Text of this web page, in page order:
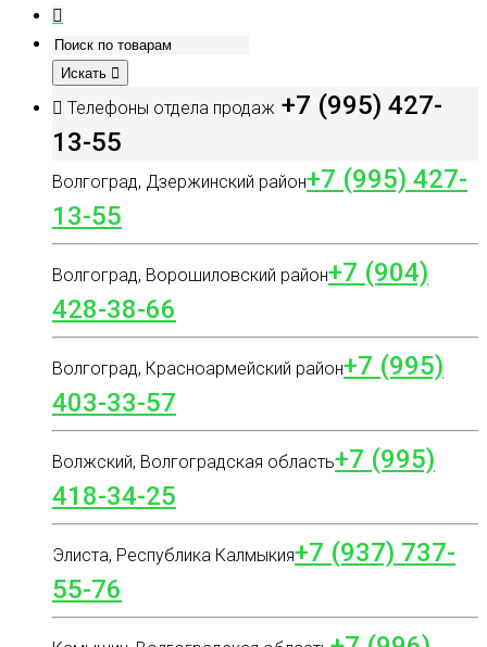
Искать
Телефоны отдела продаж +7 (995) 427-
13-55
Волгоград, Дзержинский район+7 (995) 427-
13-55
Волгоград, Ворошиловский район+7 (904)
428-38-66
Волгоград, Красноармейский район+7 (995)
403-33-57
Волжский, Волгоградская область+7 (995)
418-34-25
Элиста, Республика Калмыкия+7 (937) 737-
55-76